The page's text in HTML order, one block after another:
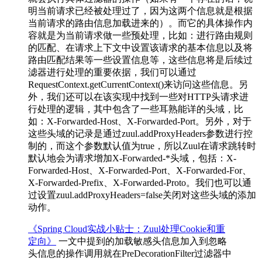
明当前请求已经被处理过了，因为这两个信息就是根据
当前请求的路由信息加载进来的）。而它的具体操作内
容就是为当前请求做一些预处理，比如：进行路由规则
的匹配、在请求上下文中设置该请求的基本信息以及将
路由匹配结果等一些设置信息等，这些信息将是后续过
滤器进行处理的重要依据，我们可以通过
RequestContext.getCurrentContext()来访问这些信息。另
外，我们还可以在该实现中找到一些对HTTP头请求进
行处理的逻辑，其中包含了一些耳熟能详的头域，比
如：X-Forwarded-Host、X-Forwarded-Port。另外，对于
这些头域的记录是通过zuul.addProxyHeaders参数进行控
制的，而这个参数默认值为true，所以Zuul在请求跳转时
默认地会为请求增加X-Forwarded-*头域，包括：X-
Forwarded-Host、X-Forwarded-Port、X-Forwarded-For、
X-Forwarded-Prefix、X-Forwarded-Proto。我们也可以通
过设置zuul.addProxyHeaders=false关闭对这些头域的添加
动作。
《Spring Cloud实战小贴士：Zuul处理Cookie和重
定向》
一文中提到的加载敏感头信息加入到忽略
头信息的操作调用就在PreDecorationFilter过滤器中